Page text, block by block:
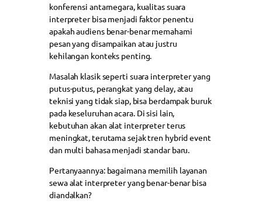
konferensi antarnegara, kualitas suara
interpreter bisa menjadi faktor penentu
apakah audiens benar-benar memahami
pesan yang disampaikan atau justru
kehilangan konteks penting.
Masalah klasik seperti suara interpreter yang
putus-putus, perangkat yang delay, atau
teknisi yang tidak siap, bisa berdampak buruk
pada keseluruhan acara. Di sisi lain,
kebutuhan akan alat interpreter terus
meningkat, terutama sejak tren hybrid event
dan multi bahasa menjadi standar baru.
Pertanyaannya: bagaimana memilih layanan
sewa alat interpreter yang benar-benar bisa
diandalkan?